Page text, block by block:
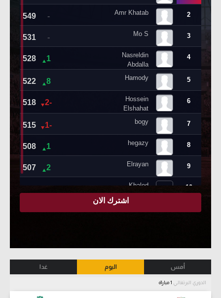
أمس اليوم غدا
الدوري البرتغالي